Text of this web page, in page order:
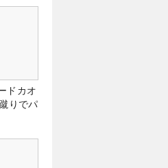
ドカオ
りでパ